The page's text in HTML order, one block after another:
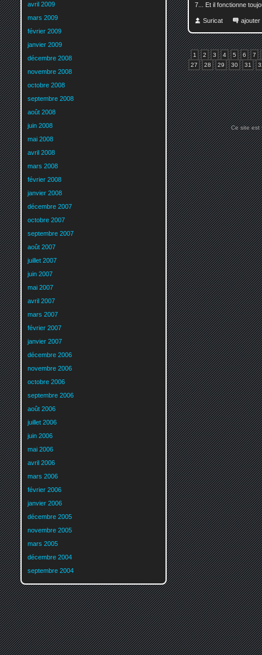
7... Et il fonctionne
Suricat ajouter
1 2 3 4 5 6
7
27
28 29 30 31
avril 2009
mars 2009
février 2009
janvier 2009
décembre 2008
novembre 2008
octobre 2008
septembre 2008
août 2008
juin 2008
mai 2008
avril 2008
mars 2008
février 2008
janvier 2008
décembre 2007
octobre 2007
septembre 2007
août 2007
juillet 2007
juin 2007
mai 2007
avril 2007
mars 2007
février 2007
janvier 2007
décembre 2006
novembre 2006
octobre 2006
septembre 2006
août 2006
juillet 2006
juin 2006
mai 2006
avril 2006
mars 2006
février 2006
janvier 2006
décembre 2005
novembre 2005
mars 2005
décembre 2004
septembre 2004
Ce site est